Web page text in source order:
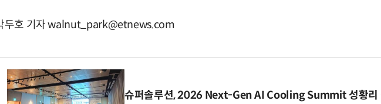
두호 기자 walnut_park@etnews.com
슈퍼솔루션, 2026 Next-Gen AI Cooling Summit 성황리